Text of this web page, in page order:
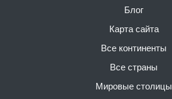
Блог
Карта сайта
Все континенты
Все страны
Мировые столицы